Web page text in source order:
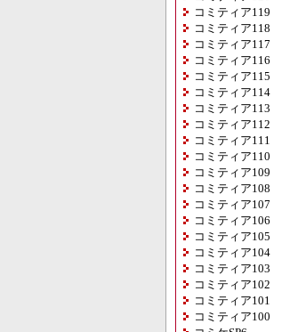
コミティア119
コミティア118
コミティア117
コミティア116
コミティア115
コミティア114
コミティア113
コミティア112
コミティア111
コミティア110
コミティア109
コミティア108
コミティア107
コミティア106
コミティア105
コミティア104
コミティア103
コミティア102
コミティア101
コミティア100